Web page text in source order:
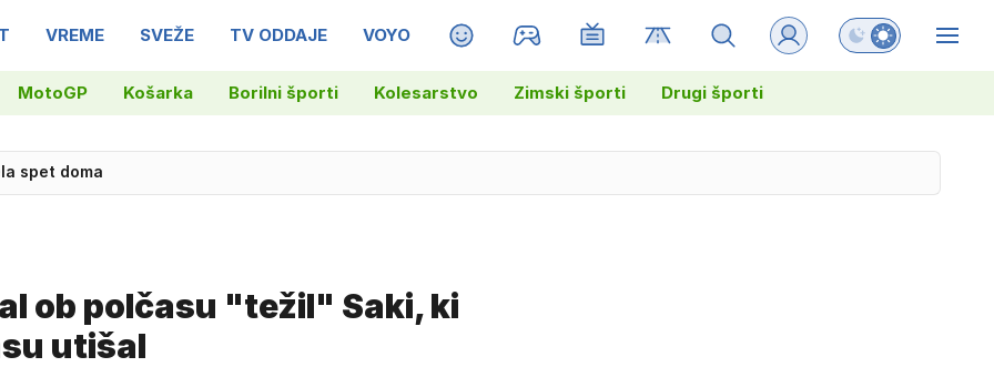
VREME SVEŽE TV ODDAJE VOYO MAGAZIN Preklopi barvni
MotoGP Košarka Borilni športi Kolesarstvo Zimski športi Drugi športi
s 6,2 promila alkohola v krvi
ob polčasu "težil" Saki, ki
utišal